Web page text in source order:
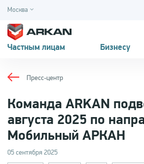
Москва
Частным лицам Бизнесу
Пресс-центр
Команда ARKAN
августа 2025 по
Мобильный АРКАН
05 сентября 2025